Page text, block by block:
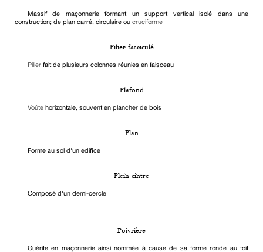
Massif de maçonnerie formant un support vertical isolé dans une
construction; de plan carré, circulaire ou cruciforme
Pilier fasciculé
Pilier fait de plusieurs colonnes réunies en faisceau
Plafond
Voûte horizontale, souvent en plancher de bois
Plan
Forme au sol d'un edifice
Plein cintre
Composé d'un demi-cercle
Poivrière
Guérite en maçonnerie ainsi nommée à cause de sa forme ronde au toit